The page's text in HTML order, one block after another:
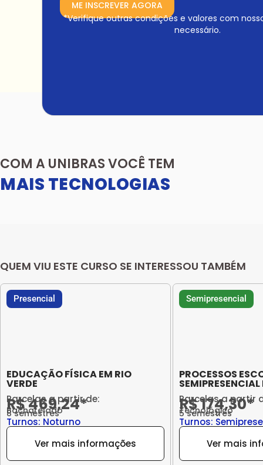
ME INSCREVER AGORA
*Verifique outras condições e valores com
necessário.
COM A UNIBRAS VOCÊ TEM
MAIS TECNOLOGIAS
QUEM VIU ESTE CURSO SE INTERESSOU TAMBÉM
Presencial
EDUCAÇÃO FÍSICA EM RIO
VERDE
Parcelas a partir de:
R$ 469,24*
Bacharelado
8 semestres
Turnos: Noturno
Ver mais informações
Semipresencial
PROCESSOS
Parcelas a partir
R$ 174,30*
Tecnológico
5 semestres
Turnos:
Ver mais